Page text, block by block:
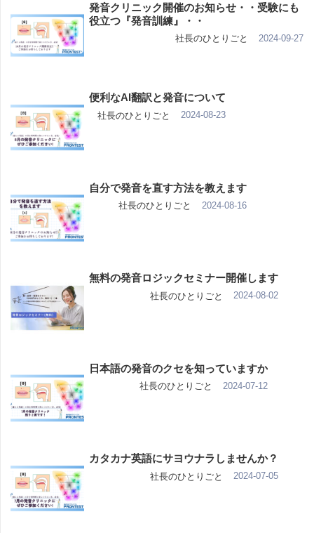
発音クリニック開催のお知らせ・・受験にも
役立つ『発音訓練』・・
社長のひとりごと 2024-09-27
便利なAI翻訳と発音について
社長のひとりごと 2024-08-23
自分で発音を直す方法を教えます
社長のひとりごと 2024-08-16
無料の発音ロジックセミナー開催します
社長のひとりごと 2024-08-02
日本語の発音のクセを知っていますか
社長のひとりごと 2024-07-12
カタカナ英語にサヨウナラしませんか？
社長のひとりごと 2024-07-05